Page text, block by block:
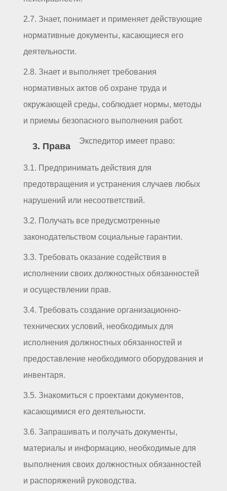
2.7. Знает, понимает и применяет действующие
нормативные документы, касающиеся его
деятельности.
2.8. Знает и выполняет требования
нормативных актов об охране труда и
окружающей среды, соблюдает нормы, методы
и приемы безопасного выполнения работ.
3. Права
Экспедитор имеет право:
3.1. Предпринимать действия для
предотвращения и устранения случаев любых
нарушений или несоответствий.
3.2. Получать все предусмотренные
законодательством социальные гарантии.
3.3. Требовать оказание содействия в
исполнении своих должностных обязанностей
и осуществлении прав.
3.4. Требовать создание организационно-
технических условий, необходимых для
исполнения должностных обязанностей и
предоставление необходимого оборудования и
инвентаря.
3.5. Знакомиться с проектами документов,
касающимися его деятельности.
3.6. Запрашивать и получать документы,
материалы и информацию, необходимые для
выполнения своих должностных обязанностей
и распоряжений руководства.